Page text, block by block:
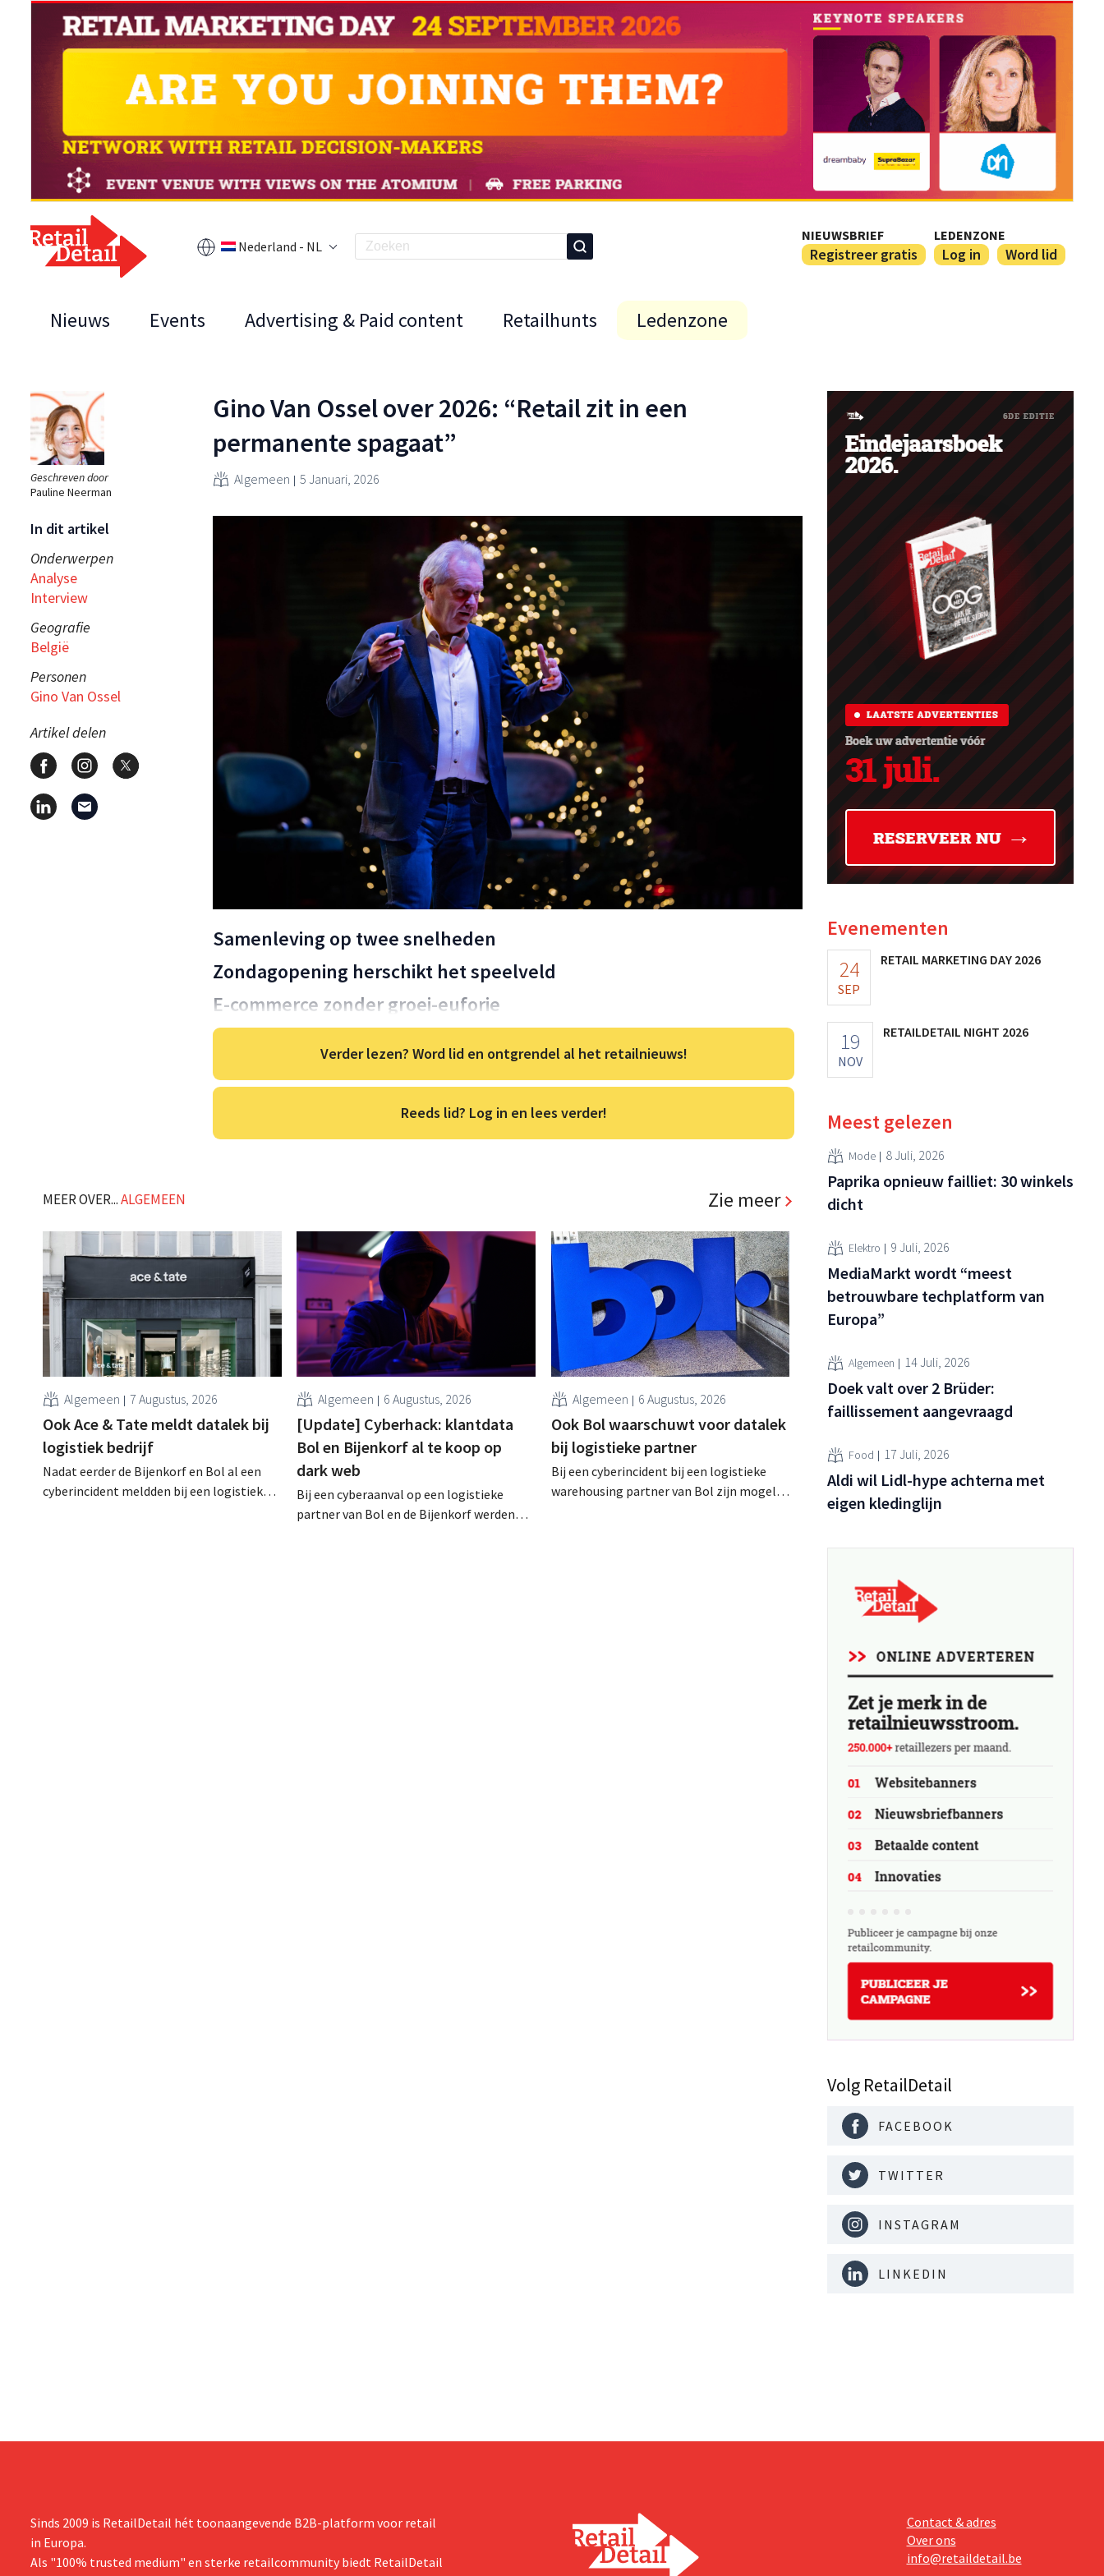
Nederland - NL
NIEUWSBRIEF
Registreer gratis
LEDENZONE
Log in Word lid
Nieuws Events Advertising & Paid content Retailhunts Ledenzone
Geschreven door
Pauline Neerman
In dit artikel
Onderwerpen
Analyse
Interview
Geografie
België
Personen
Gino Van Ossel
Artikel delen
Gino Van Ossel over 2026: “Retail zit in een
permanente spagaat”
Algemeen 5 Januari, 2026
Samenleving op twee snelheden
Zondagopening herschikt het speelveld
E-commerce zonder groei-euforie
Verder lezen? Word lid en ontgrendel al het retailnieuws!
Reeds lid? Log in en lees verder!
MEER OVER...ALGEMEEN Zie meer
Algemeen 7 Augustus, 2026
Ook Ace & Tate meldt datalek bij
logistiek bedrijf
Nadat eerder de Bijenkorf en Bol al een
cyberincident meldden bij een logistieke
Algemeen 6 Augustus, 2026
[Update] Cyberhack: klantdata
Bol en Bijenkorf al te koop op
dark web
Bij een cyberaanval op een logistieke
partner van Bol en de Bijenkorf werden
Algemeen 6 Augustus, 2026
Ook Bol waarschuwt voor datalek
bij logistieke partner
Bij een cyberincident bij een logistieke
warehousing partner van Bol zijn mogelijk
Evenementen
24
SEP
RETAIL MARKETING DAY 2026
19
NOV
RETAILDETAIL NIGHT 2026
Meest gelezen
Mode 8 Juli, 2026
Paprika opnieuw failliet: 30 winkels
dicht
Elektro 9 Juli, 2026
MediaMarkt wordt “meest
betrouwbare techplatform van
Europa”
Algemeen 14 Juli, 2026
Doek valt over 2 Brüder:
faillissement aangevraagd
Food 17 Juli, 2026
Aldi wil Lidl-hype achterna met
eigen kledinglijn
Volg RetailDetail
FACEBOOK
TWITTER
INSTAGRAM
LINKEDIN
Sinds 2009 is RetailDetail hét toonaangevende B2B-platform voor retail
in Europa.
Als "100% trusted medium" en sterke retailcommunity biedt RetailDetail
Contact & adres
Over ons
info@retaildetail.be